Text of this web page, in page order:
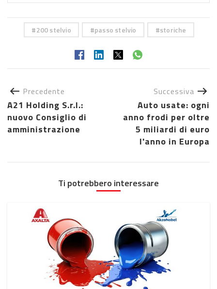
200 stelvio passo stelvio storiche
Precedente
A21 Holding S.r.l.:
nuovo Consiglio di
amministrazione
Successiva
Auto usate: ogni
anno frodi per oltre
5 miliardi di euro
l'anno in Europa
Ti potrebbero interessare